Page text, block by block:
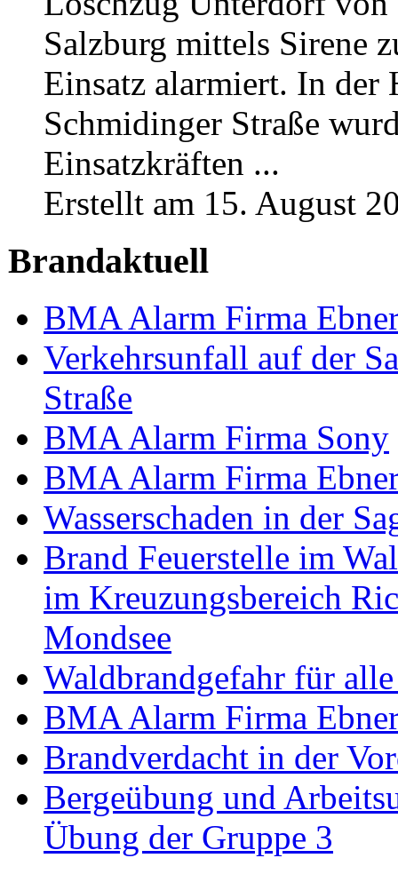
Salzburg mittels Sirene
Einsatz alarmiert. In der
Schmidinger Straße
Einsatzkräften ...
Erstellt am 15. August
Brandaktuell
BMA Alarm Firma
Verkehrsunfall auf der
Straße
BMA Alarm Firma Sony
BMA Alarm Firma
Wasserschaden in der
Brand Feuerstelle im
im Kreuzungsbereich
Mondsee
Waldbrandgefahr für
BMA Alarm Firma
Brandverdacht in der
Bergeübung und
Übung der Gruppe 3